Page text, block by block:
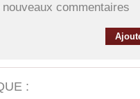
commentaires
: